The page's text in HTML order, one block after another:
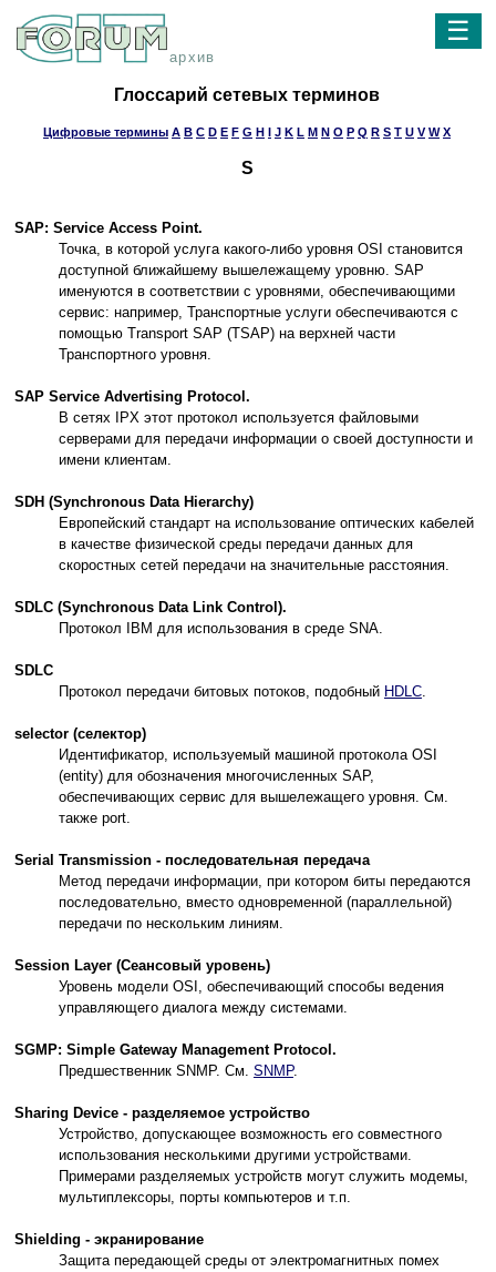
архив
☰
Глоссарий сетевых терминов
Цифровые термины A B C D E F G H I J K L M N O P Q R S T U V W X
S
SAP: Service Access Point.
Точка, в которой услуга какого-либо уровня OSI становится
доступной ближайшему вышележащему уровню. SAP
именуются в соответствии с уровнями, обеспечивающими
сервис: например, Транспортные услуги обеспечиваются с
помощью Transport SAP (TSAP) на верхней части
Транспортного уровня.
SAP Service Advertising Protocol.
В сетях IPX этот протокол используется файловыми
серверами для передачи информации о своей доступности и
имени клиентам.
SDH (Synchronous Data Hierarchy)
Европейский стандарт на использование оптических кабелей
в качестве физической среды передачи данных для
скоростных сетей передачи на значительные расстояния.
SDLC (Synchronous Data Link Control).
Протокол IBM для использования в среде SNA.
SDLC
Протокол передачи битовых потоков, подобный HDLC.
selector (селектор)
Идентификатор, используемый машиной протокола OSI
(entity) для обозначения многочисленных SAP,
обеспечивающих сервис для вышележащего уровня. См.
также port.
Serial Transmission - последовательная передача
Метод передачи информации, при котором биты передаются
последовательно, вместо одновременной (параллельной)
передачи по нескольким линиям.
Session Layer (Сеансовый уровень)
Уровень модели OSI, обеспечивающий способы ведения
управляющего диалога между системами.
SGMP: Simple Gateway Management Protocol.
Предшественник SNMP. См. SNMP.
Sharing Device - разделяемое устройство
Устройство, допускающее возможность его совместного
использования несколькими другими устройствами.
Примерами разделяемых устройств могут служить модемы,
мультиплексоры, порты компьютеров и т.п.
Shielding - экранирование
Защита передающей среды от электромагнитных помех